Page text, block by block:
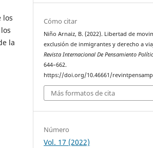
los
la
Cómo citar
Niño Arnaiz, B. (2022). Libertad de
exclusión de inmigrantes y derecho a
Revista Internacional De Pensamiento
644–662.
https://doi.org/10.46661/
Más formatos de cita
Número
Vol. 17 (2022)